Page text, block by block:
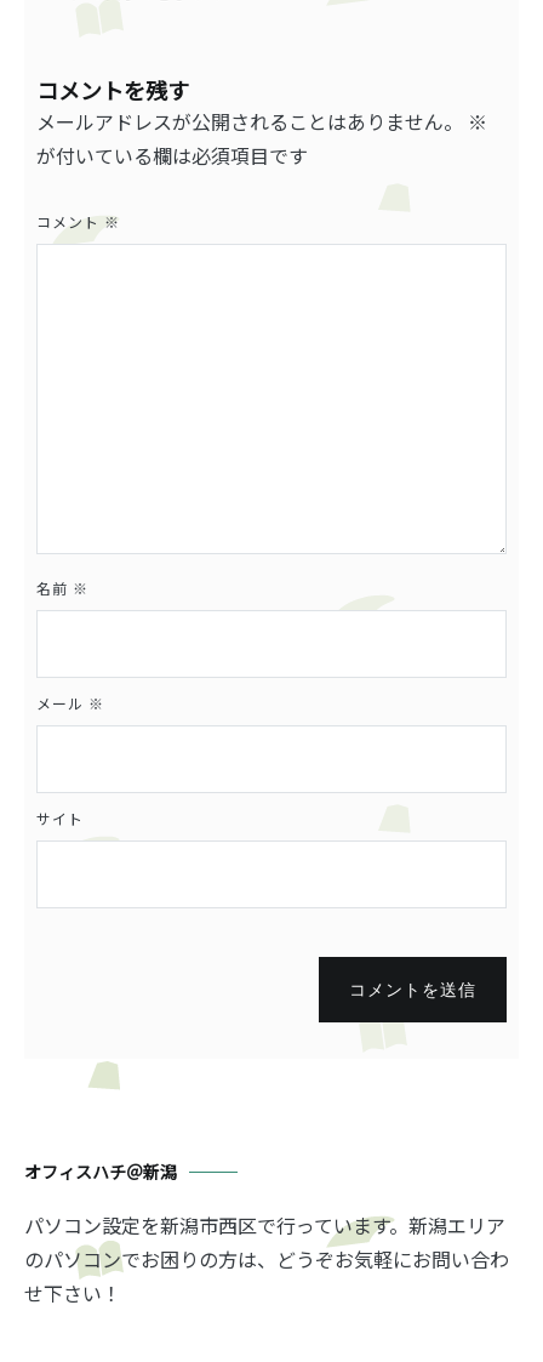
ゲ
ー
ョ
コメントを残す
メールアドレスが公開されることはありません。
※
が付いている欄は必須項目です
コメント ※
名前 ※
メール ※
サイト
コメントを送信
オフィスハチ＠新潟
パソコン設定を新潟市西区で行っています。新潟エリア
のパソコンでお困りの方は、どうぞお気軽にお問い合わ
せ下さい！